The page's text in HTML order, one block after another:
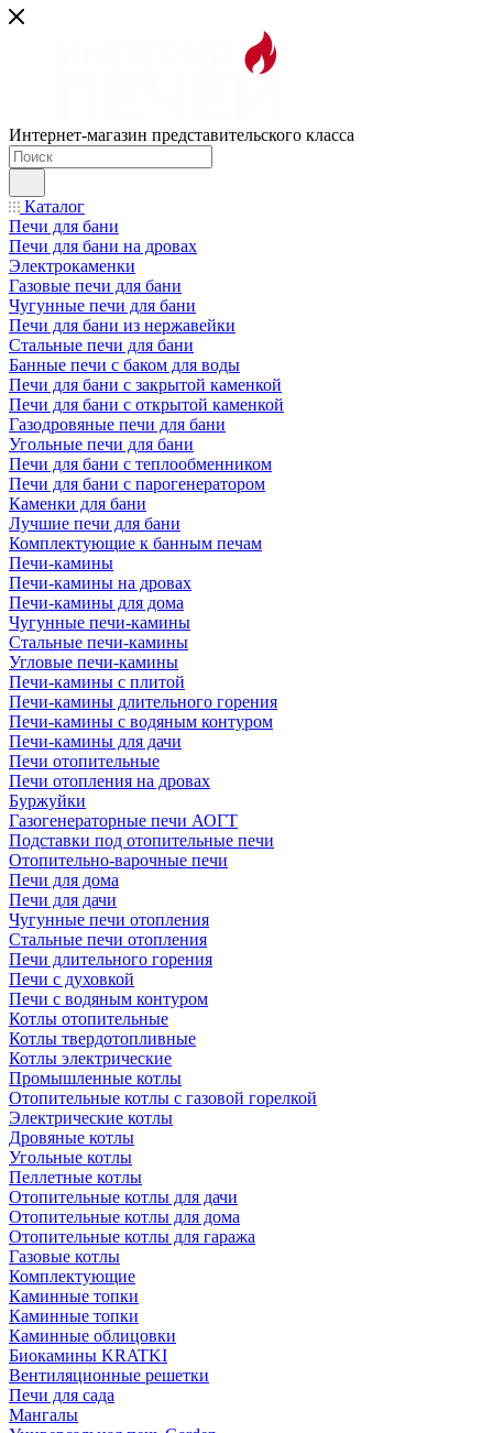
Интернет-магазин представительского класса
Каталог
Печи для бани
Печи для бани на дровах
Электрокаменки
Газовые печи для бани
Чугунные печи для бани
Печи для бани из нержавейки
Стальные печи для бани
Банные печи с баком для воды
Печи для бани с закрытой каменкой
Печи для бани с открытой каменкой
Газодровяные печи для бани
Угольные печи для бани
Печи для бани с теплообменником
Печи для бани с парогенератором
Каменки для бани
Лучшие печи для бани
Комплектующие к банным печам
Печи-камины
Печи-камины на дровах
Печи-камины для дома
Чугунные печи-камины
Стальные печи-камины
Угловые печи-камины
Печи-камины с плитой
Печи-камины длительного горения
Печи-камины с водяным контуром
Печи-камины для дачи
Печи отопительные
Печи отопления на дровах
Буржуйки
Газогенераторные печи АОГТ
Подставки под отопительные печи
Отопительно-варочные печи
Печи для дома
Печи для дачи
Чугунные печи отопления
Стальные печи отопления
Печи длительного горения
Печи с духовкой
Печи с водяным контуром
Котлы отопительные
Котлы твердотопливные
Котлы электрические
Промышленные котлы
Отопительные котлы с газовой горелкой
Электрические котлы
Дровяные котлы
Угольные котлы
Пеллетные котлы
Отопительные котлы для дачи
Отопительные котлы для дома
Отопительные котлы для гаража
Газовые котлы
Комплектующие
Каминные топки
Каминные топки
Каминные облицовки
Биокамины KRATKI
Вентиляционные решетки
Печи для сада
Мангалы